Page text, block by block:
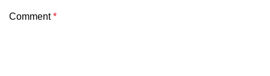
Comment*